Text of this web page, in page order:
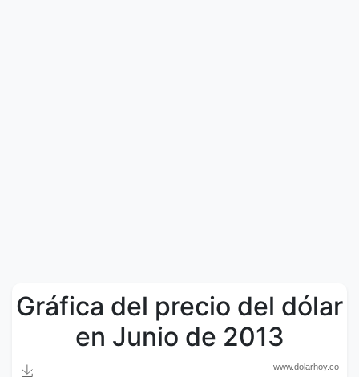
Gráfica del precio del dólar
en Junio de 2013